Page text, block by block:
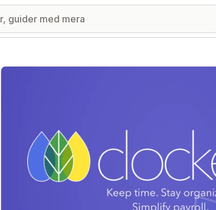
Galleri med utvalda bilder